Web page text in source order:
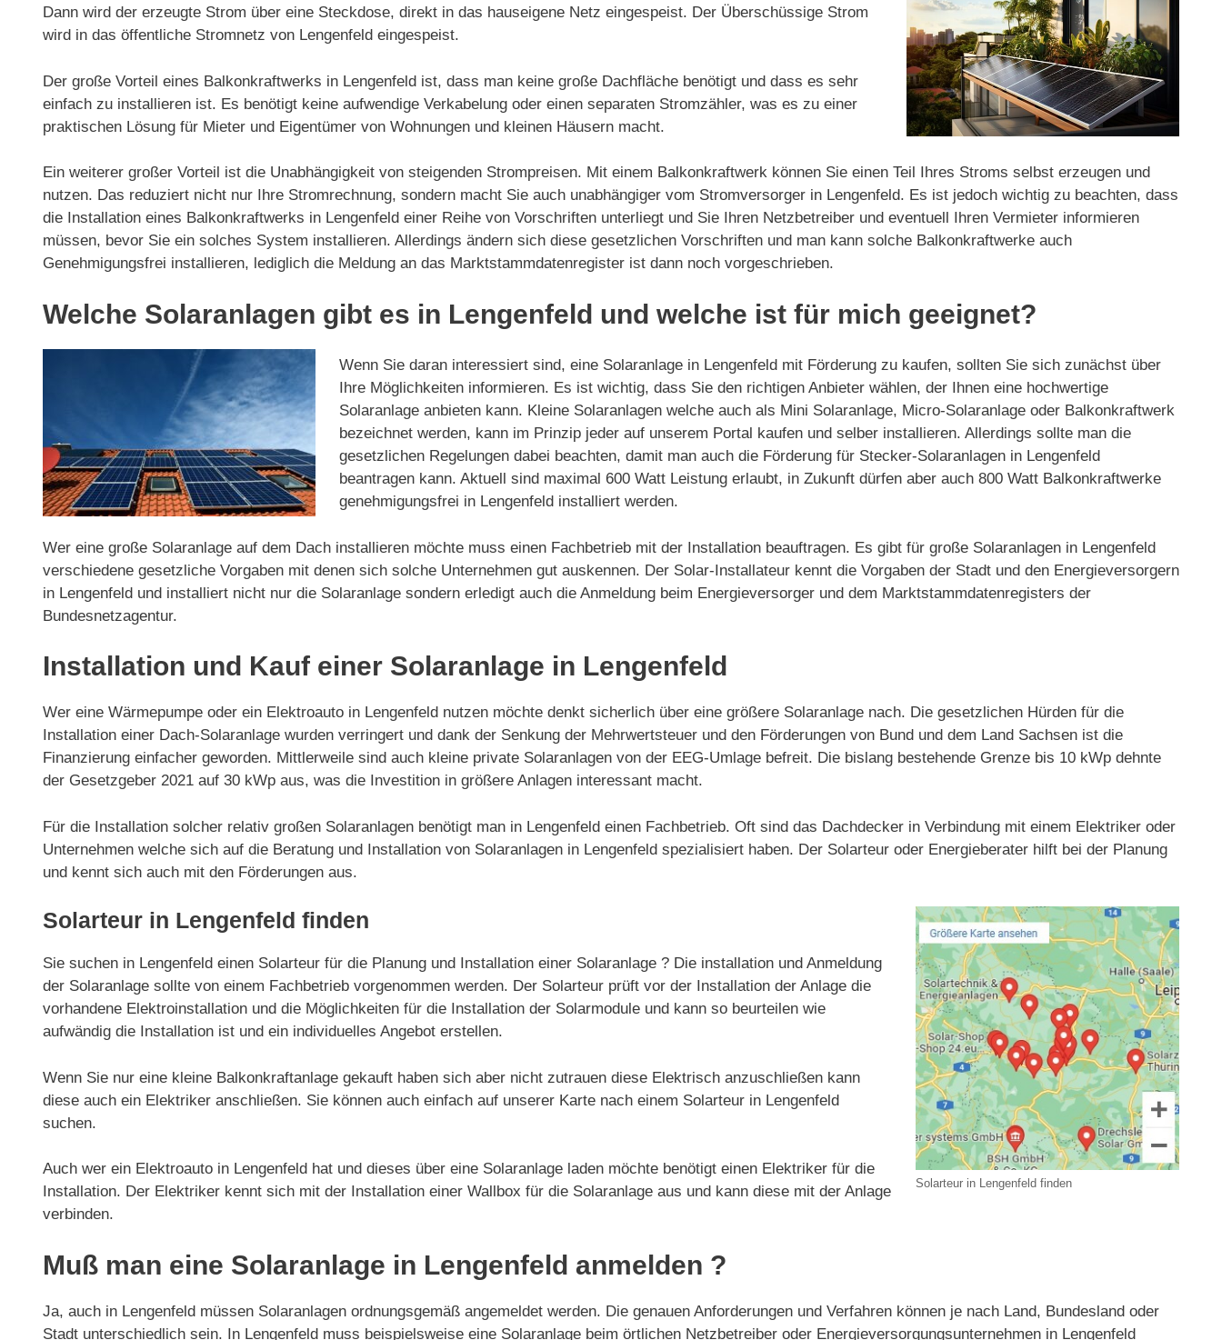
Dann wird der erzeugte Strom über eine Steckdose, direkt in das hauseigene Netz eingespeist. Der Überschüssige Strom
wird in das öffentliche Stromnetz von Lengenfeld eingespeist.
Der große Vorteil eines Balkonkraftwerks in Lengenfeld ist, dass man keine große Dachfläche benötigt und dass es sehr
einfach zu installieren ist. Es benötigt keine aufwendige Verkabelung oder einen separaten Stromzähler, was es zu einer
praktischen Lösung für Mieter und Eigentümer von Wohnungen und kleinen Häusern macht.
Ein weiterer großer Vorteil ist die Unabhängigkeit von steigenden Strompreisen. Mit einem Balkonkraftwerk können Sie einen Teil Ihres Stroms selbst erzeugen und
nutzen. Das reduziert nicht nur Ihre Stromrechnung, sondern macht Sie auch unabhängiger vom Stromversorger in Lengenfeld. Es ist jedoch wichtig zu beachten, dass
die Installation eines Balkonkraftwerks in Lengenfeld einer Reihe von Vorschriften unterliegt und Sie Ihren Netzbetreiber und eventuell Ihren Vermieter informieren
müssen, bevor Sie ein solches System installieren. Allerdings ändern sich diese gesetzlichen Vorschriften und man kann solche Balkonkraftwerke auch
Genehmigungsfrei installieren, lediglich die Meldung an das Marktstammdatenregister ist dann noch vorgeschrieben.
Welche Solaranlagen gibt es in Lengenfeld und welche ist für mich geeignet?
Wenn Sie daran interessiert sind, eine Solaranlage in Lengenfeld mit Förderung zu kaufen, sollten Sie sich zunächst über
Ihre Möglichkeiten informieren. Es ist wichtig, dass Sie den richtigen Anbieter wählen, der Ihnen eine hochwertige
Solaranlage anbieten kann. Kleine Solaranlagen welche auch als Mini Solaranlage, Micro-Solaranlage oder Balkonkraftwerk
bezeichnet werden, kann im Prinzip jeder auf unserem Portal kaufen und selber installieren. Allerdings sollte man die
gesetzlichen Regelungen dabei beachten, damit man auch die Förderung für Stecker-Solaranlagen in Lengenfeld
beantragen kann. Aktuell sind maximal 600 Watt Leistung erlaubt, in Zukunft dürfen aber auch 800 Watt Balkonkraftwerke
genehmigungsfrei in Lengenfeld installiert werden.
Wer eine große Solaranlage auf dem Dach installieren möchte muss einen Fachbetrieb mit der Installation beauftragen. Es gibt für große Solaranlagen in Lengenfeld
verschiedene gesetzliche Vorgaben mit denen sich solche Unternehmen gut auskennen. Der Solar-Installateur kennt die Vorgaben der Stadt und den Energieversorgern
in Lengenfeld und installiert nicht nur die Solaranlage sondern erledigt auch die Anmeldung beim Energieversorger und dem Marktstammdatenregisters der
Bundesnetzagentur.
Installation und Kauf einer Solaranlage in Lengenfeld
Wer eine Wärmepumpe oder ein Elektroauto in Lengenfeld nutzen möchte denkt sicherlich über eine größere Solaranlage nach. Die gesetzlichen Hürden für die
Installation einer Dach-Solaranlage wurden verringert und dank der Senkung der Mehrwertsteuer und den Förderungen von Bund und dem Land Sachsen ist die
Finanzierung einfacher geworden. Mittlerweile sind auch kleine private Solaranlagen von der EEG-Umlage befreit. Die bislang bestehende Grenze bis 10 kWp dehnte
der Gesetzgeber 2021 auf 30 kWp aus, was die Investition in größere Anlagen interessant macht.
Für die Installation solcher relativ großen Solaranlagen benötigt man in Lengenfeld einen Fachbetrieb. Oft sind das Dachdecker in Verbindung mit einem Elektriker oder
Unternehmen welche sich auf die Beratung und Installation von Solaranlagen in Lengenfeld spezialisiert haben. Der Solarteur oder Energieberater hilft bei der Planung
und kennt sich auch mit den Förderungen aus.
Solarteur in Lengenfeld finden
Solarteur in Lengenfeld finden
Sie suchen in Lengenfeld einen Solarteur für die Planung und Installation einer Solaranlage ? Die installation und Anmeldung
der Solaranlage sollte von einem Fachbetrieb vorgenommen werden. Der Solarteur prüft vor der Installation der Anlage die
vorhandene Elektroinstallation und die Möglichkeiten für die Installation der Solarmodule und kann so beurteilen wie
aufwändig die Installation ist und ein individuelles Angebot erstellen.
Wenn Sie nur eine kleine Balkonkraftanlage gekauft haben sich aber nicht zutrauen diese Elektrisch anzuschließen kann
diese auch ein Elektriker anschließen. Sie können auch einfach auf unserer Karte nach einem Solarteur in Lengenfeld
suchen.
Auch wer ein Elektroauto in Lengenfeld hat und dieses über eine Solaranlage laden möchte benötigt einen Elektriker für die
Installation. Der Elektriker kennt sich mit der Installation einer Wallbox für die Solaranlage aus und kann diese mit der Anlage
verbinden.
Muß man eine Solaranlage in Lengenfeld anmelden ?
Ja, auch in Lengenfeld müssen Solaranlagen ordnungsgemäß angemeldet werden. Die genauen Anforderungen und Verfahren können je nach Land, Bundesland oder
Stadt unterschiedlich sein. In Lengenfeld muss beispielsweise eine Solaranlage beim örtlichen Netzbetreiber oder Energieversorgungsunternehmen in Lengenfeld